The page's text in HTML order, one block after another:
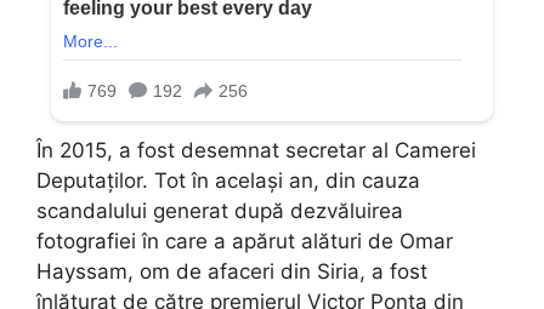
În 2015, a fost desemnat secretar al Camerei
Deputaților. Tot în același an, din cauza
scandalului generat după dezvăluirea
fotografiei în care a apărut alături de Omar
Hayssam, om de afaceri din Siria, a fost
înlăturat de către premierul Victor Ponta din